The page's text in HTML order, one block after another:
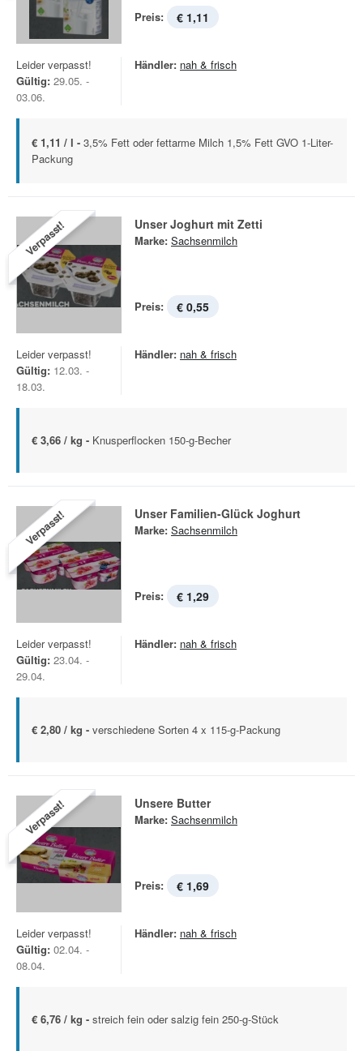
Preis: € 1,11
Leider verpasst!
Gültig: 29.05. -
03.06.
Händler: nah & frisch
€ 1,11 / l - 3,5% Fett oder fettarme Milch 1,5% Fett GVO 1-Liter-
Packung
Verpasst! Unser Joghurt mit Zetti
Marke: Sachsenmilch
Preis: € 0,55
Leider verpasst!
Gültig: 12.03. -
18.03.
Händler: nah & frisch
€ 3,66 / kg - Knusperflocken 150-g-Becher
Verpasst! Unser Familien-Glück Joghurt
Marke: Sachsenmilch
Preis: € 1,29
Leider verpasst!
Gültig: 23.04. -
29.04.
Händler: nah & frisch
€ 2,80 / kg - verschiedene Sorten 4 x 115-g-Packung
Verpasst! Unsere Butter
Marke: Sachsenmilch
Preis: € 1,69
Leider verpasst!
Gültig: 02.04. -
08.04.
Händler: nah & frisch
€ 6,76 / kg - streich fein oder salzig fein 250-g-Stück